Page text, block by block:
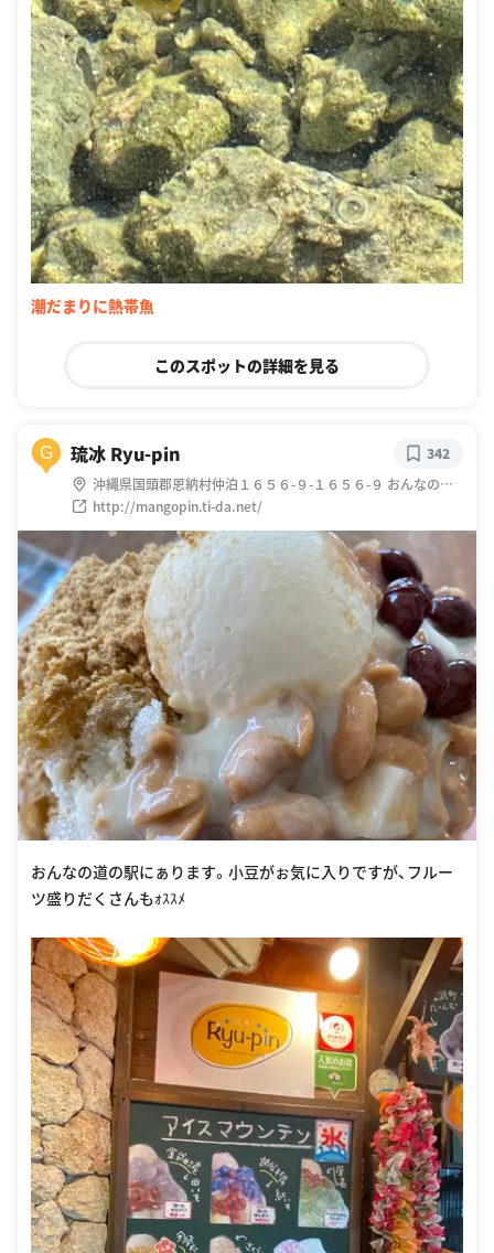
潮だまりに熱帯魚
このスポットの詳細を見る
G 琉冰 Ryu-pin
沖縄県国頭郡恩納村仲泊１６５６-９-１６５６-９ おんなの駅
内
http://mangopin.ti-da.net/
342
おんなの道の駅にぁります。小豆がぉ気に入りですが、フルー
ツ盛りだくさんもｫｽｽﾒ